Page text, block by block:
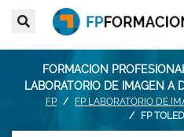
FORMACION
LABORATORIO DE IMAGEN A
FP
FP LABORATORIO DE
FP